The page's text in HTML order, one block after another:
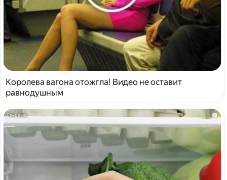
Королева вагона отожгла! Видео не оставит
равнодушным
i